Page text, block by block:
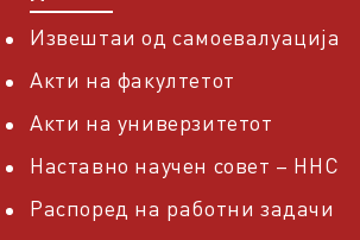
Извештаи од самоевалуација
Акти на факултетот
Акти на универзитетот
Наставно научен совет – ННС
Распоред на работни задачи